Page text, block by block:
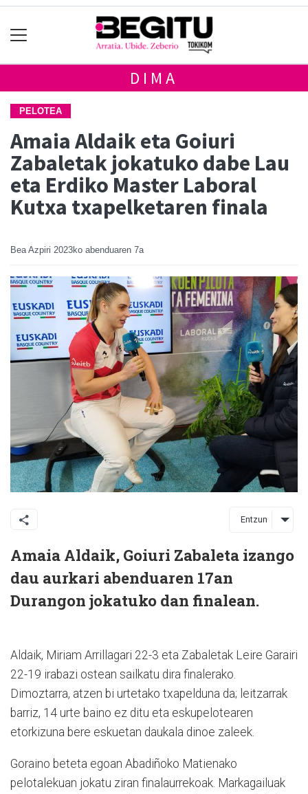
DIMA
PELOTEA
Amaia Aldaik eta Goiuri
Zabaletak jokatuko dabe Lau
eta Erdiko Master Laboral
Kutxa txapelketaren finala
Bea Azpiri 2023ko abenduaren 7a
Entzun
Amaia Aldaik, Goiuri Zabaleta izango
dau aurkari abenduaren 17an
Durangon jokatuko dan finalean.
Aldaik, Miriam Arrillagari 22-3 eta Zabaletak Leire Garairi
22-19 irabazi ostean sailkatu dira finalerako.
Dimoztarra, atzen bi urtetako txapelduna da; leitzarrak
barriz, 14 urte baino ez ditu eta eskupelotearen
etorkizuna bere eskuetan daukala dinoe zaleek.
Goraino beteta egoan Abadiñoko Matienako
pelotalekuan jokatu ziran finalaurrekoak. Markagailuak